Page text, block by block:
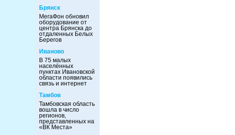
Брянск
МегаФон обновил
оборудование от
центра Брянска до
отдаленных Белых
Берегов
Иваново
В 75 малых
населённых
пунктах Ивановской
области появились
связь и интернет
Тамбов
Тамбовская область
вошла в число
регионов,
представленных на
«ВК Места»